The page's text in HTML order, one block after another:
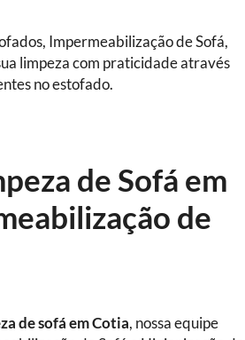
Impermeabilização de Sofá,
limpeza com praticidade através
no estofado.
de Sofá em
de
de sofáem Cotia, nossa equipe